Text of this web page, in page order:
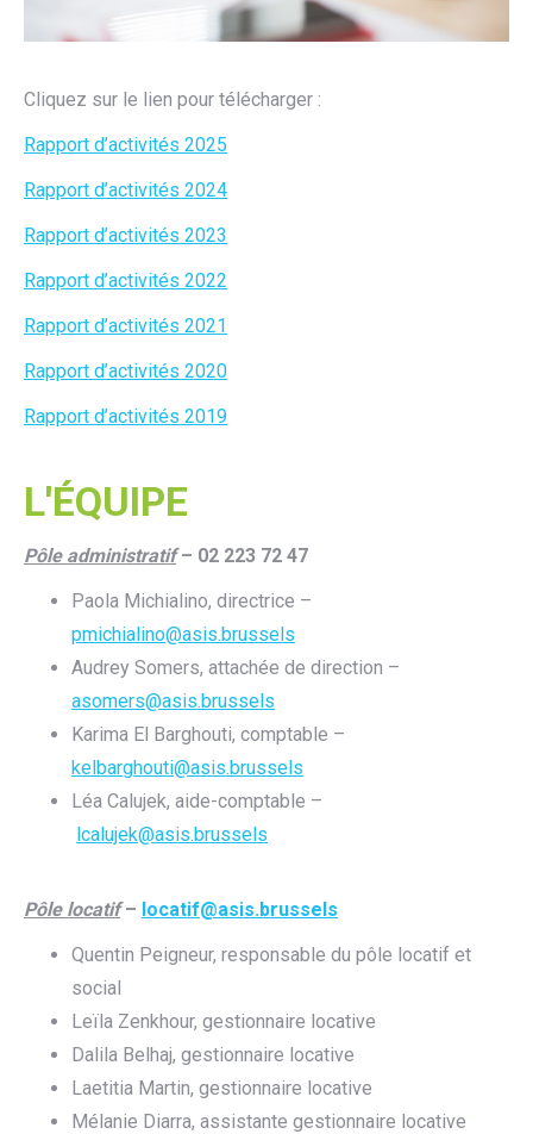
Cliquez sur le lien pour télécharger :
Rapport d’activités 2025
Rapport d’activités 2024
Rapport d’activités 2023
Rapport d’activités 2022
Rapport d’activités 2021
Rapport d’activités 2020
Rapport d’activités 2019
L'ÉQUIPE
Pôle administratif– 02 223 72 47
Paola Michialino, directrice –
pmichialino@asis.brussels
Audrey Somers, attachée de direction –
asomers@asis.brussels
Karima El Barghouti, comptable –
kelbarghouti@asis.brussels
Léa Calujek, aide-comptable –
lcalujek@asis.brussels
Pôle locatif– locatif@asis.brussels
Quentin Peigneur, responsable du pôle locatif et
social
Leïla Zenkhour, gestionnaire locative
Dalila Belhaj, gestionnaire locative
Laetitia Martin, gestionnaire locative
Mélanie Diarra, assistante gestionnaire locative